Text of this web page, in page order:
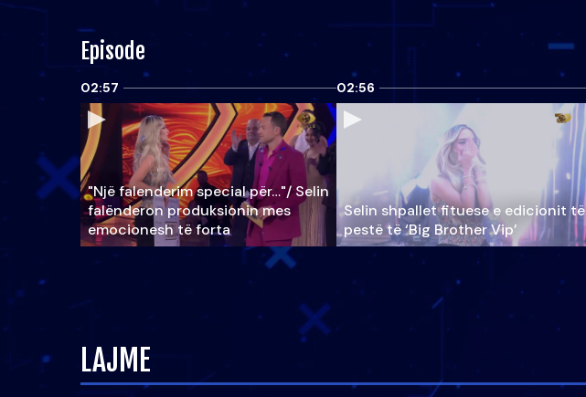
Episode
02:57
"Një falenderim special për…"/ Selin
falënderon produksionin mes
emocionesh të forta
02:56
Selin shpallet fituese e edicionit të
pestë të ‘Big Brother Vip’
LAJME